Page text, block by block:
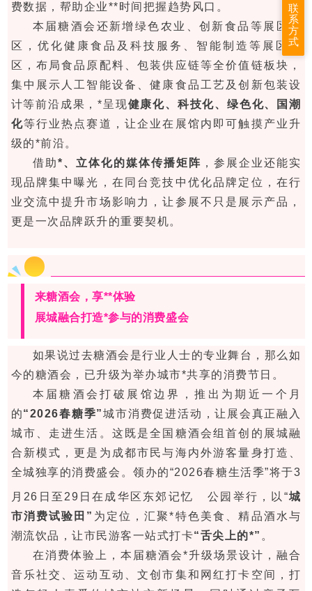
费数据，帮助企业**时间把握趋势风口。
本届糖酒会还新增绿色农业、创新食品等展区专
区，优化健康食品及科技服务、智能制造等展区专
区，布局食品原配料、包装供应链等全价值链板块，
集中展示人工智能设备、健康食品工艺及创新包装设
计等前沿成果，*呈现健康化、科技化、绿色化、国潮
化等行业热点赛道，让企业在展馆内即可触摸产业升
级的*前沿。
借助*、立体化的媒体传播矩阵 ，参展企业还能实
现品牌集中曝光，在同台竞技中优化品牌定位，在行
业交流中提升市场影响力，让参展不只是展示产品，
更是一次品牌跃升的重要契机。
来糖酒会，享**体验
展城融合打造*参与的消费盛会
如果说过去糖酒会是行业人士的专业舞台，那么如
今的糖酒会，已升级为举办城市*共享的消费节日。
本届糖酒会打破展馆边界，推出为期近一个月
的“2026春糖季”城市消费促进活动，让展会真正融入
城市、走进生活。这既是全国糖酒会组首创的展城融
合新模式，更是为成都市民与海内外游客量身打造、
全城独享的消费盛会。领办的“2026春糖生活季”将于3
月26日至29日在成华区 东郊记忆 公园举行，以“城
市消费试验田” 为定位，汇聚*特色美食、精品酒水与
潮流饮品，让市民游客一站式打卡“舌尖上的*” 。
在消费体验上，本届糖酒会*升级场景设计，融合
音乐社交、运动互动、文创市集和网红打卡空间，打
联
系
方
式